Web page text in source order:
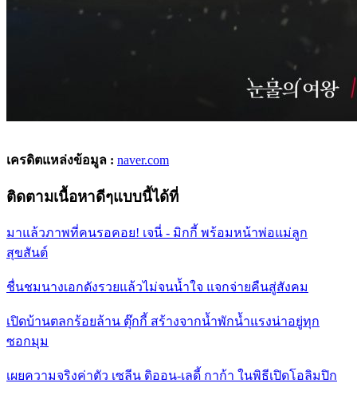
เครดิตแหล่งข้อมูล : naver.com
ติดตามเนื้อหาดีๆแบบนี้ได้ที่
มาแล้วภาพที่คนรอคอย! เจนี่ - มิกกี้ พร้อมหน้าพ่อแม่ลูก
สุขสันต์
ชื่นชมนางเอกดังรวยแล้วไม่จนน้ำใจ แจกจ่ายคืนสู่สังคม
เปิดบ้านตลกร้อยล้าน ตุ๊กกี้ สร้างจากน้ำพักน้ำแรงน่าอยู่ทุก
ซอกมุม
เผยความจริงค่าตัว เซลีน ดิออน-เลดี้ กาก้า ในพิธีเปิดโอลิมปิก